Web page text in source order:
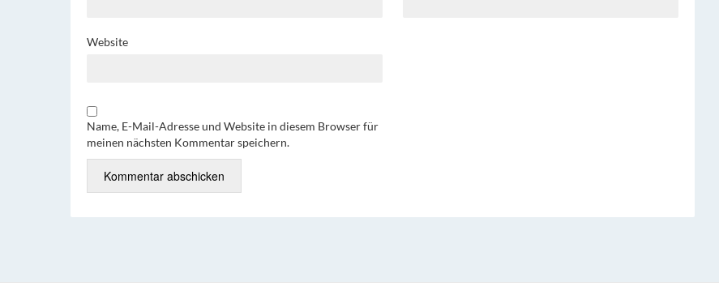
Website
Name, E-Mail-Adresse und Website in diesem Browser für
meinen nächsten Kommentar speichern.